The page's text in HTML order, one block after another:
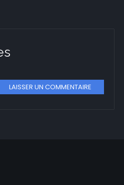
LAISSER UN COMMENTAIRE